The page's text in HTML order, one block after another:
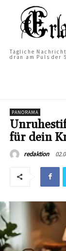
Tägliche
dran am Puls der
PANORAMA
für dein
redaktion